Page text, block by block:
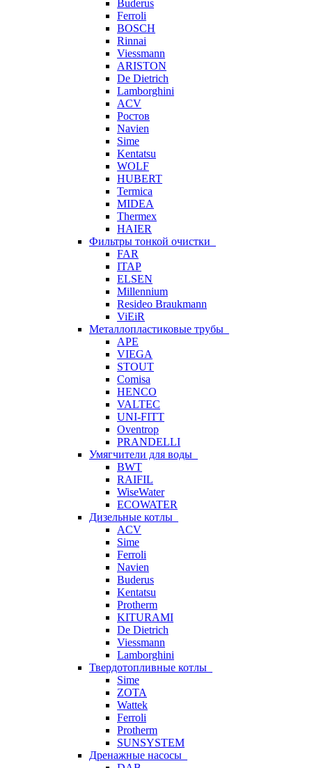
Buderus
Ferroli
BOSCH
Rinnai
Viessmann
ARISTON
De Dietrich
Lamborghini
ACV
Ростов
Navien
Sime
Kentatsu
WOLF
HUBERT
Termica
MIDEA
Thermex
HAIER
Фильтры тонкой очистки
FAR
ITAP
ELSEN
Millennium
Resideo Braukmann
ViEiR
Металлопластиковые трубы
APE
VIEGA
STOUT
Comisa
HENCO
VALTEC
UNI-FITT
Oventrop
PRANDELLI
Умягчители для воды
BWT
RAIFIL
WiseWater
ECOWATER
Дизельные котлы
ACV
Sime
Ferroli
Navien
Buderus
Kentatsu
Protherm
KITURAMI
De Dietrich
Viessmann
Lamborghini
Твердотопливные котлы
Sime
ZOTA
Wattek
Ferroli
Protherm
SUNSYSTEM
Дренажные насосы